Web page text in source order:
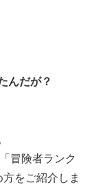
んだが？
冒険者ランク
をご紹介しま